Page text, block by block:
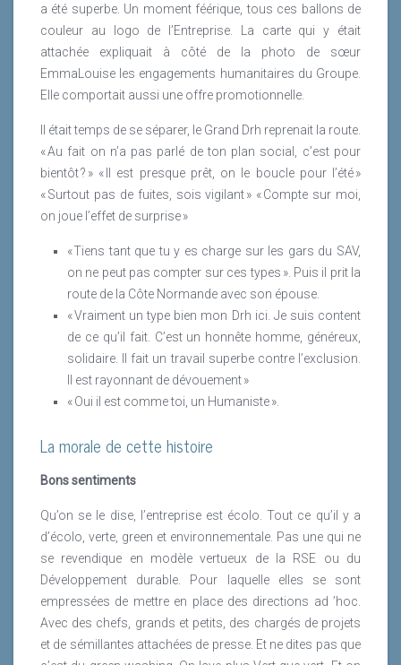
a été superbe. Un moment féérique, tous ces ballons de
couleur au logo de l’Entreprise. La carte qui y était
attachée expliquait à côté de la photo de sœur
EmmaLouise les engagements humanitaires du Groupe.
Elle comportait aussi une offre promotionnelle.
Il était temps de se séparer, le Grand Drh reprenait la route.
« Au fait on n’a pas parlé de ton plan social, c’est pour
bientôt ? » « Il est presque prêt, on le boucle pour l’été »
« Surtout pas de fuites, sois vigilant » « Compte sur moi,
on joue l’effet de surprise »
« Tiens tant que tu y es charge sur les gars du SAV,
on ne peut pas compter sur ces types ». Puis il prit la
route de la Côte Normande avec son épouse.
« Vraiment un type bien mon Drh ici. Je suis content
de ce qu’il fait. C’est un honnête homme, généreux,
solidaire. Il fait un travail superbe contre l’exclusion.
Il est rayonnant de dévouement »
« Oui il est comme toi, un Humaniste ».
La morale de cette histoire
Bons sentiments
Qu’on se le dise, l’entreprise est écolo. Tout ce qu’il y a
d’écolo, verte, green et environnementale. Pas une qui ne
se revendique en modèle vertueux de la RSE ou du
Développement durable. Pour laquelle elles se sont
empressées de mettre en place des directions ad ’hoc.
Avec des chefs, grands et petits, des chargés de projets
et de sémillantes attachées de presse. Et ne dites pas que